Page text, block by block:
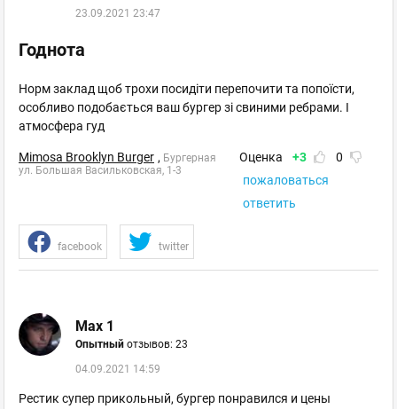
23.09.2021 23:47
Годнота
Норм заклад щоб трохи посидіти перепочити та попоїсти,
особливо подобається ваш бургер зі свиними ребрами. І
атмосфера гуд
Mimosa Brooklyn Burger , Бургерная
ул. Большая Васильковская, 1-3
Оценка +3
0
пожаловаться
ответить
facebook twitter
Max 1
Опытный отзывов: 23
04.09.2021 14:59
Рестик супер прикольный, бургер понравился и цены